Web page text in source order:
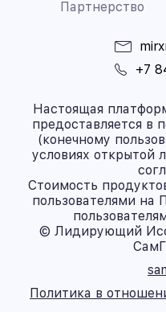
Партнерство
+7
Настоящая
предоставляется в
(конечному
условиях открытой
Стоимость
пользователями на
© Лидирующий
Политика в